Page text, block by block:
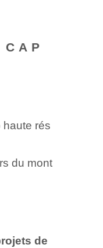
rés
du mont
de